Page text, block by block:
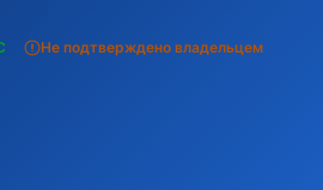
Не подтверждено владельцем